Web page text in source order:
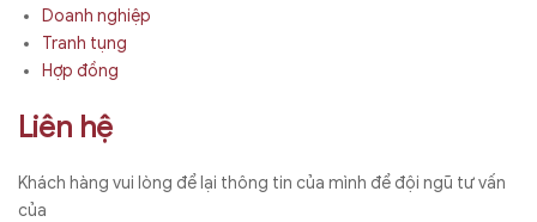
Doanh nghiệp
Tranh tụng
Hợp đồng
Liên hệ
Khách hàng vui lòng để lại thông tin của mình để đội ngũ tư vấn
của